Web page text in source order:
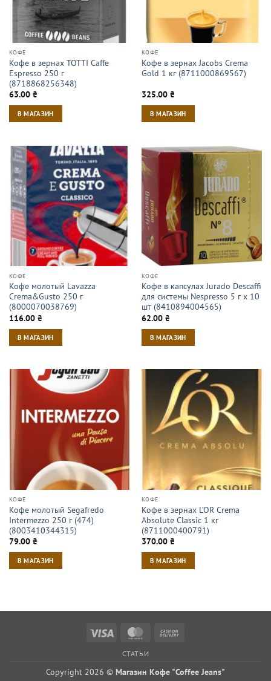
КОФЕ
Кофе в зернах TOTTI Caffe
Espresso 250 г
(8718868256348)
63.00 ₴
В МАГАЗИН
КОФЕ
Кофе в зернах Jacobs Crema
Gold 1 кг (8711000869567)
325.00 ₴
В МАГАЗИН
КОФЕ
Кофе молотый Lavazza
Crema&Gusto 250 г
(8000070038769)
116.00 ₴
В МАГАЗИН
КОФЕ
Кофе в капсулах Jurado Descaffi
для системы Nespresso 5 г х 10
шт (8410894004565)
62.00 ₴
В МАГАЗИН
КОФЕ
Кофе молотый Segafredo
Intermezzo 250 г (474)
(8003410344315)
79.00 ₴
В МАГАЗИН
КОФЕ
Кофе в зернах L’OR Crema
Absolute Classic 1 кг
(8711000400791)
370.00 ₴
В МАГАЗИН
Visa MasterCard
СТАТЬИ
Copyright 2026 © Магазин Кофе "Coffee Jeans"